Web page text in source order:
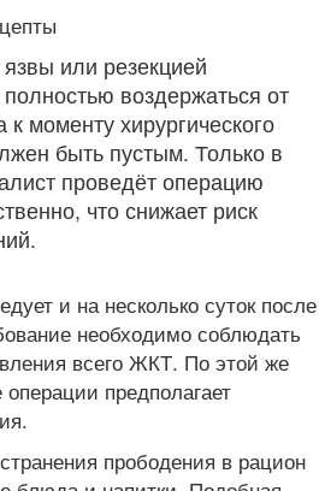
или резекцией
воздержаться от
моменту хирургического
быть пустым. Только в
проведёт операцию
что снижает риск
и на несколько суток после
необходимо соблюдать
всего ЖКТ. По этой же
предполагает
прободения в рацион